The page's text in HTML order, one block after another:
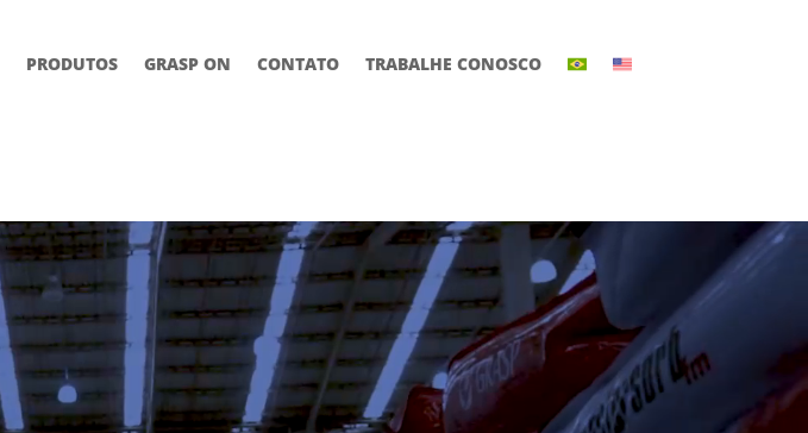
PRODUTOS GRASP ON CONTATO TRABALHE CONOSCO